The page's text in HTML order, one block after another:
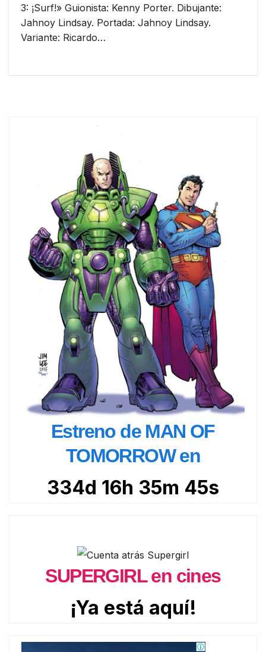
3: ¡Surf!» Guionista: Kenny Porter. Dibujante:
Jahnoy Lindsay. Portada: Jahnoy Lindsay.
Variante: Ricardo…
Estreno de MAN OF
TOMORROW en
334d 16h 35m 43s
SUPERGIRL en cines
¡Ya está aquí!